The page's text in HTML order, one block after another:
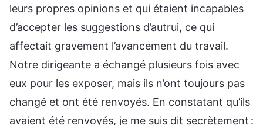
leurs propres opinions et qui étaient incapables
d’accepter les suggestions d’autrui, ce qui
affectait gravement l’avancement du travail.
Notre dirigeante a échangé plusieurs fois avec
eux pour les exposer, mais ils n’ont toujours pas
changé et ont été renvoyés. En constatant qu’ils
avaient été renvoyés, je me suis dit secrètement :